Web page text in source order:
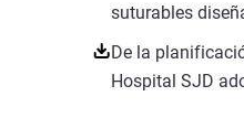
suturables
De la
Hospital SJD